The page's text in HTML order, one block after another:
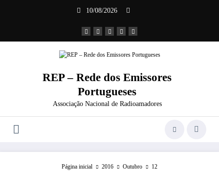
10/08/2026
REP – Rede dos Emissores
Portugueses
Associação Nacional de Radioamadores
Página inicial 2016 Outubro 12